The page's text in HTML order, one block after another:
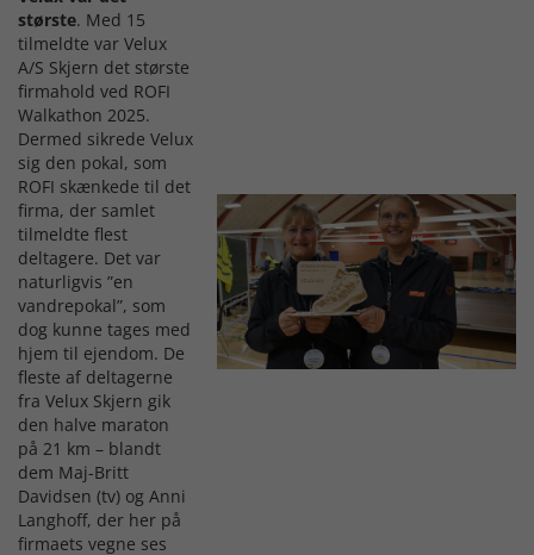
største. Med 15
tilmeldte var Velux
A/S Skjern det største
firmahold ved ROFI
Walkathon 2025.
Dermed sikrede Velux
sig den pokal, som
ROFI skænkede til det
firma, der samlet
tilmeldte flest
deltagere. Det var
naturligvis ”en
vandrepokal”, som
dog kunne tages med
hjem til ejendom. De
fleste af deltagerne
fra Velux Skjern gik
den halve maraton
på 21 km – blandt
dem Maj-Britt
Davidsen (tv) og Anni
Langhoff, der her på
firmaets vegne ses